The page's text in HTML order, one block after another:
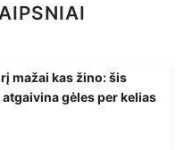
mažai kas žino: šis
gėles per kelias